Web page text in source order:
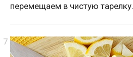
перемещаем в чистую тарелку.